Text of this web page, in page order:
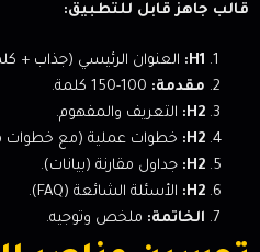
قالب جاهز قابل للتطبيق:
H1:
العنوان الرئيسي (جذاب +
مقدمة:
H2:
التعريف والمفهوم.
H2:
خطوات عملية (مع خطوات
H2: جداول مقارنة (بيانات).
H2:
الأسئلة الشائعة (FAQ).
الخاتمة: ملخص وتوجيه.